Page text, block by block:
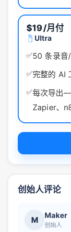
$19/月付
Ultra
✅50 条录音/
✅完整的 AI
✅每次导出
Zapier、
创始人评论
M Maker
创始人